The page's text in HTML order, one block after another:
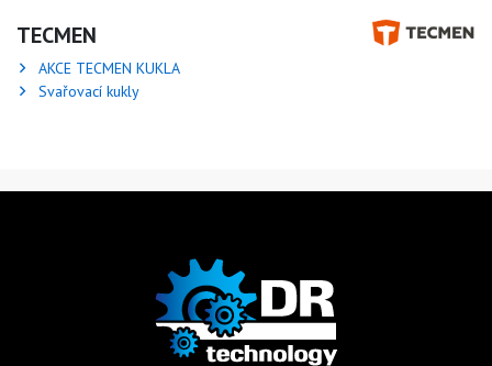
TECMEN
AKCE TECMEN KUKLA
Svařovací kukly